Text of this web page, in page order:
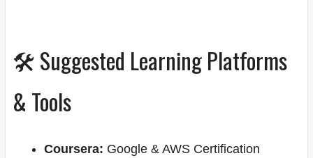
🛠️ Suggested Learning Platforms
& Tools
Coursera: Google & AWS Certification